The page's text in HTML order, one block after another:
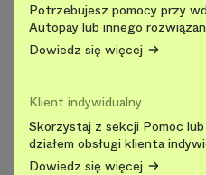
Potrzebujesz pomocy przy
Autopay lub innego
Dowiedz się więcej
Klient indywidualny
Skorzystaj z sekcji Pomoc
działem obsługi klienta
Dowiedz się więcej